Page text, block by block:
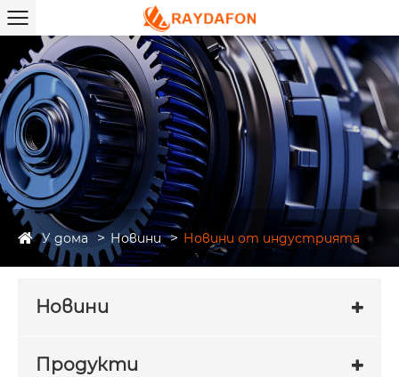
У дома Новини Новини от индустрията
Новини
Продукти